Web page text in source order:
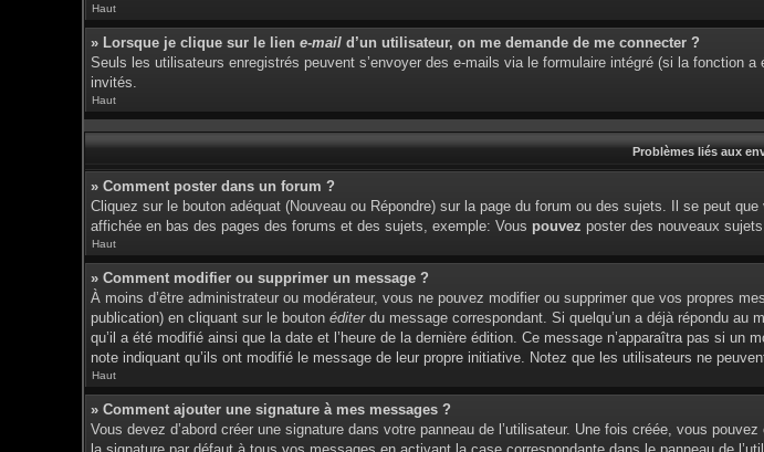
Haut
» Lorsque je clique sur le lien e-mail d’un utilisateur, on me demande de me connecter ?
Seuls les utilisateurs enregistrés peuvent s’envoyer des e-mails via le formulaire intégré (si la fonction
invités.
Haut
Problèmes liés aux
» Comment poster dans un forum ?
Cliquez sur le bouton adéquat (Nouveau ou Répondre) sur la page du forum ou des sujets. Il se peut
affichée en bas des pages des forums et des sujets, exemple: Vous pouvez poster des nouveaux
Haut
» Comment modifier ou supprimer un message ?
À moins d’être administrateur ou modérateur, vous ne pouvez modifier ou supprimer que vos propres
publication) en cliquant sur le bouton éditerdu message correspondant. Si quelqu’un a déjà répondu au
qu’il a été modifié ainsi que la date et l’heure de la dernière édition. Ce message n’apparaîtra pas si
note indiquant qu’ils ont modifié le message de leur propre initiative. Notez que les utilisateurs ne
Haut
» Comment ajouter une signature à mes messages ?
Vous devez d’abord créer une signature dans votre panneau de l’utilisateur. Une fois créée, vous